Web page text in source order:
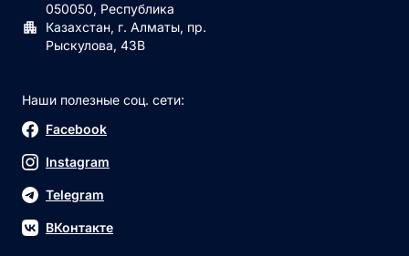
050050, Республика
Казахстан, г. Алматы, пр.
Рыскулова, 43В
Наши полезные соц. сети:
Facebook
Instagram
Telegram
ВКонтакте